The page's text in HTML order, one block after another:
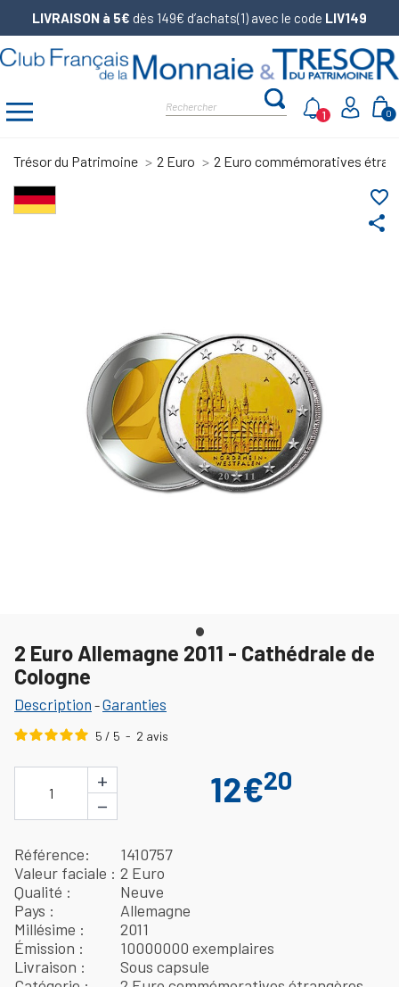
LIVRAISON à 5€ dès 149€ d’achats(1) avec le code LIV149
0
1
Trésor du Patrimoine 2 Euro 2 Euro commémoratives
share
favorite_border
2 Euro Allemagne 2011 - Cathédrale de
Cologne
Description -Garanties
5 / 5 - 2 avis
1
+
−
12€20
Référence
1410757
Valeur faciale
2 Euro
Qualité
Neuve
Pays
Allemagne
Millésime
2011
Émission
10000000 exemplaires
Livraison
Sous capsule